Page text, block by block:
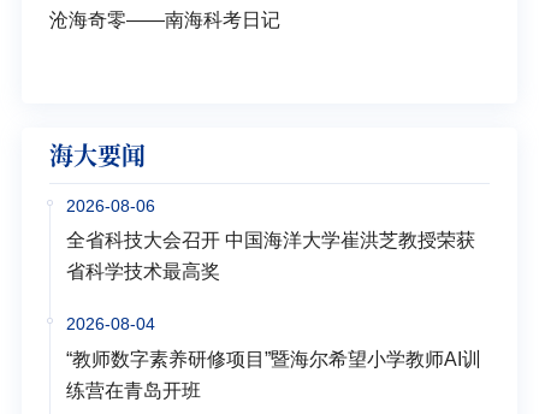
沧海奇零——南海科考日记
海大要闻
2026-08-06
全省科技大会召开 中国海洋大学崔洪芝教授荣获
省科学技术最高奖
2026-08-04
“教师数字素养研修项目”暨海尔希望小学教师AI训
练营在青岛开班